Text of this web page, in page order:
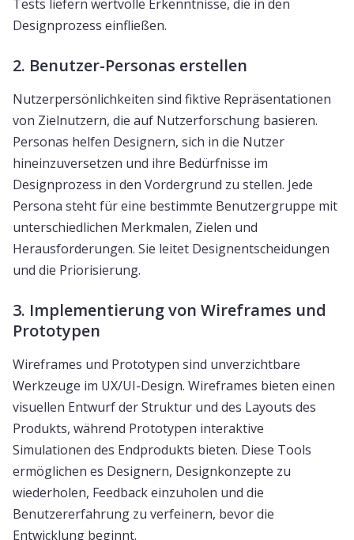
Tests liefern wertvolle Erkenntnisse, die in den
Designprozess einfließen.
2. Benutzer-Personas erstellen
Nutzerpersönlichkeiten sind fiktive Repräsentationen
von Zielnutzern, die auf Nutzerforschung basieren.
Personas helfen Designern, sich in die Nutzer
hineinzuversetzen und ihre Bedürfnisse im
Designprozess in den Vordergrund zu stellen. Jede
Persona steht für eine bestimmte Benutzergruppe mit
unterschiedlichen Merkmalen, Zielen und
Herausforderungen. Sie leitet Designentscheidungen
und die Priorisierung.
3. Implementierung von Wireframes und
Prototypen
Wireframes und Prototypen sind unverzichtbare
Werkzeuge im UX/UI-Design. Wireframes bieten einen
visuellen Entwurf der Struktur und des Layouts des
Produkts, während Prototypen interaktive
Simulationen des Endprodukts bieten. Diese Tools
ermöglichen es Designern, Designkonzepte zu
wiederholen, Feedback einzuholen und die
Benutzererfahrung zu verfeinern, bevor die
Entwicklung beginnt.